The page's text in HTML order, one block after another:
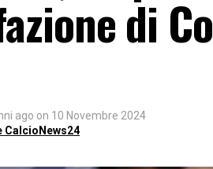
di
ago on 10 Novembre 2024
CalcioNews24